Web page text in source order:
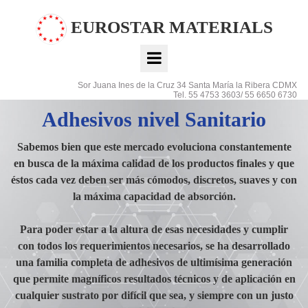
EUROSTAR MATERIALS
Sor Juana Ines de la Cruz 34 Santa María la Ribera CDMX
Tel. 55 4753 3603/ 55 6650 6730
Adhesivos nivel Sanitario
Sabemos bien que este mercado evoluciona constantemente
en busca de la máxima calidad de los productos finales y que
éstos cada vez deben ser más cómodos, discretos, suaves y con
la máxima capacidad de absorción.
Para poder estar a la altura de esas necesidades y cumplir
con todos los requerimientos necesarios, se ha desarrollado
una familia completa de adhesivos de ultimísima generación
que permite magníficos resultados técnicos y de aplicación en
cualquier sustrato por difícil que sea, y siempre con un justo
Adhesivo nivel Sanitario
Adhesivo sensible a la presión a base de
caucho, diseñado para la construcción de
pañales y toallas sanitarias.
Aplicable por pulverización, el adhesivo tiene
Adhesivo nivel Sanitario
Adhesivo sensible a la presión a base de
caucho, con un trazador óptico que lo hace
visible a los sensores UV, está diseñado para la
fabricación de pañales y toallas sanitarias.
Adhesivo nivel Sanitario
Adhesivo a base de caucho para pegar
elásticos.
Termomelt FPS903 es de aplicación en spray y
spyro, garantiza una alta adherencia y
Adhesivo nivel Sanitario
Adhesivo sensible a la presión a base de
caucho para posicionamiento y cinta frontal de
alta adherencia y cohesión.
El producto es aplicable por ranura, spray y
Adhesivo nivel Sanitario
Hotmelt blanco sensible a la presión, a base de
APAO, para pegado de elásticos en el mercado
de pañales.
El adhesivo tiene alta adherencia sobre una
Adhesivo nivel Sanitario
Hotmelt sensible a la presión a base de caucho
diseñado para la laminación de una amplia
gama de no tejidos.
El producto garantiza una alta adherencia